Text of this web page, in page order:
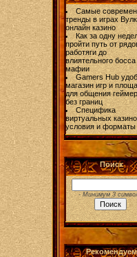
Самые
тренды в играх
онлайн казино
Как за одну
пройти путь от
работяги до
влиятельного босса
мафии
Gamers Hub
магазин игр и
для общения
без границ
Специфика
виртуальных
условия и форматы
Поиск
- Минимум 3
Рекомендуем